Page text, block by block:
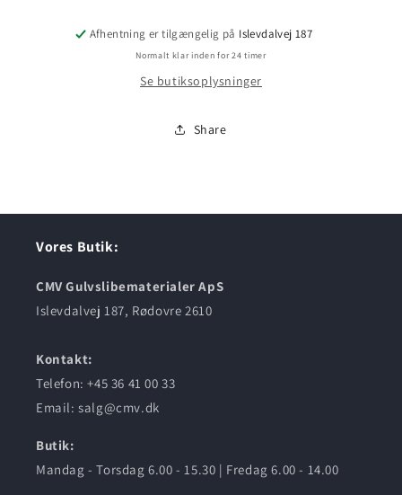
Afhentning er tilgængelig på Islevdalvej 187
Normalt klar inden for 24 timer
Se butiksoplysninger
Share
Vores Butik:
CMV Gulvslibematerialer ApS
Islevdalvej 187, Rødovre 2610
Kontakt:
Telefon: +45 36 41 00 33
Email: salg@cmv.dk
Butik:
Mandag - Torsdag 6.00 - 15.30 | Fredag 6.00 - 14.00